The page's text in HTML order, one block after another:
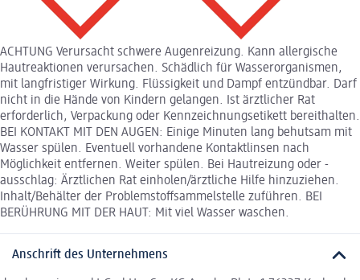
ACHTUNG Verursacht schwere Augenreizung. Kann allergische
Hautreaktionen verursachen. Schädlich für Wasserorganismen,
mit langfristiger Wirkung. Flüssigkeit und Dampf entzündbar. Darf
nicht in die Hände von Kindern gelangen. Ist ärztlicher Rat
erforderlich, Verpackung oder Kennzeichnungsetikett bereithalten.
BEI KONTAKT MIT DEN AUGEN: Einige Minuten lang behutsam mit
Wasser spülen. Eventuell vorhandene Kontaktlinsen nach
Möglichkeit entfernen. Weiter spülen. Bei Hautreizung oder -
ausschlag: Ärztlichen Rat einholen/ärztliche Hilfe hinzuziehen.
Inhalt/Behälter der Problemstoffsammelstelle zuführen. BEI
BERÜHRUNG MIT DER HAUT: Mit viel Wasser waschen.
Anschrift des Unternehmens